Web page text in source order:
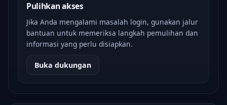
Pulihkan akses
Jika Anda mengalami masalah login, gunakan jalur
bantuan untuk memeriksa langkah pemulihan dan
informasi yang perlu disiapkan.
Buka dukungan